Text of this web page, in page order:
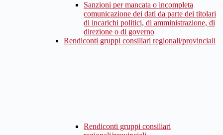
Sanzioni per mancata o incompleta
comunicazione dei dati da parte dei titolari
di incarichi politici, di amministrazione, di
direzione o di governo
Rendiconti gruppi consiliari regionali/provinciali
Rendiconti gruppi consiliari